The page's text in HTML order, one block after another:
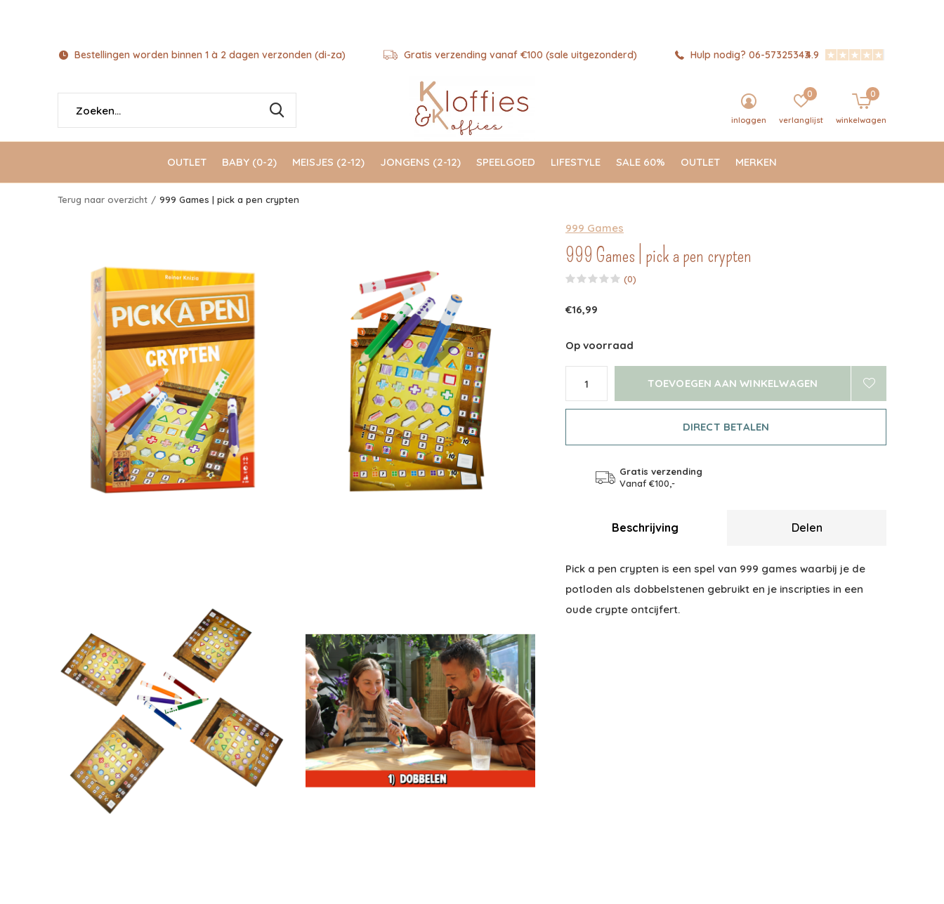
OUTLET BABY (0-2) MEISJES (2-12) JONGENS (2-12) SPEELGOED LIFESTYLE SALE 60% OUTLET MERKEN
inloggen verlanglijst
0
winkelwagen
0
Bestellingen worden binnen 1 à 2 dagen verzonden (di-za) Gratis verzending vanaf €100 (sale uitgezonderd) Hulp nodig? 06-573253434.9
Terug naar overzicht 999 Games | pick a pen crypten
999 Games
999 Games | pick a pen crypten
(0)
€16,99
Op voorraad
TOEVOEGEN AAN WINKELWAGEN
DIRECT BETALEN
Gratis verzending
Vanaf €100,-
Beschrijving Delen
Pick a pen crypten is een spel van 999 games waarbij je de
potloden als dobbelstenen gebruikt en je inscripties in een
oude crypte ontcijfert.